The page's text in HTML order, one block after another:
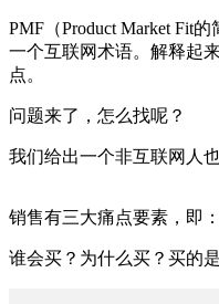
PMF（Product Market Fit
一个互联网术语。解释起
点。
问题来了，怎么找呢？
我们给出一个非互联网人
销售有三大痛点要素，即：
谁会买？为什么买？买的